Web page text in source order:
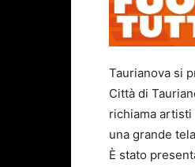
Taurianova si
Città di
richiama artisti
una grande
È stato